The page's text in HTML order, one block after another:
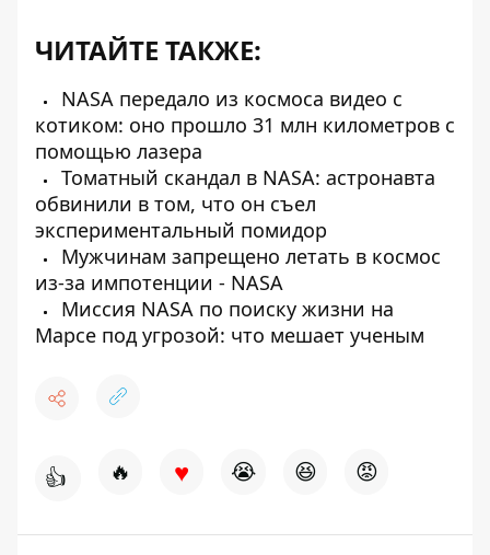
ЧИТАЙТЕ ТАКЖЕ:
NASA передало из космоса видео с
котиком: оно прошло 31 млн километров с
помощью лазера
Томатный скандал в NASA: астронавта
обвинили в том, что он съел
экспериментальный помидор
Мужчинам запрещено летать в космос
из-за импотенции - NASA
Миссия NASA по поиску жизни на
Марсе под угрозой: что мешает ученым
👍 🔥 ♥ 😭 😆 😡